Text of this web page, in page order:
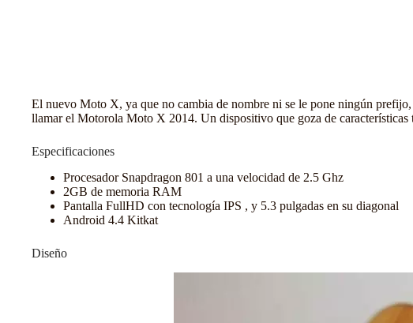
El nuevo Moto X, ya que no cambia de nombre ni se le pone ningún
llamar el Motorola Moto X 2014. Un dispositivo que goza de características
Especificaciones
Procesador Snapdragon 801 a una velocidad de 2.5 Ghz
2GB de memoria RAM
Pantalla FullHD con tecnología IPS , y 5.3 pulgadas en su diagonal
Android 4.4 Kitkat
Diseño